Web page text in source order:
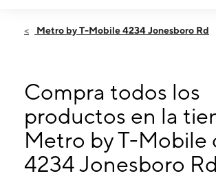
Sábado:10:00 a. m. a 8:00 p. m.
Miérc:
10:00 a. m. a 8:00 p. m.
Jueves: 10:00 a. m. a 8:00 p. m.
Viernes:10:00 a. m. a 8:00 p. m.
4234 Jonesboro Rd Forest Park, GA 30297
Metro by T-Mobile 4234 Jonesboro Rd
Compra todos los
productos en la
Metro by T-Mobile
4234 Jonesboro Rd